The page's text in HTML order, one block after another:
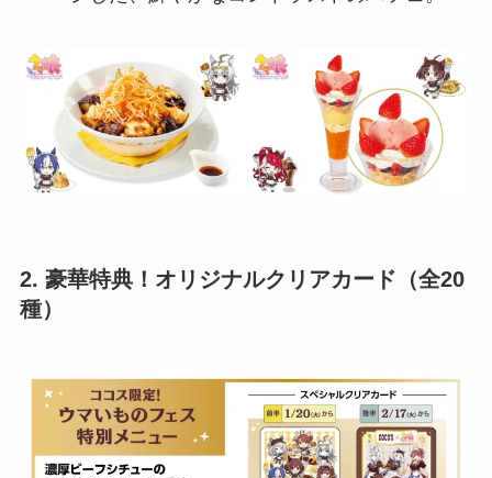
2. 豪華特典！オリジナルクリアカード（全20
種）